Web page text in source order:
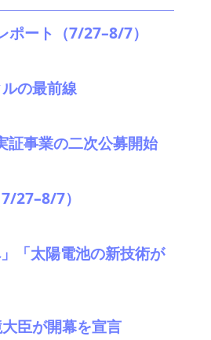
ート（7/27–8/7）
の最前線
事業の二次公募開始
27–8/7）
「太陽電池の新技術が
臣が開幕を宣言